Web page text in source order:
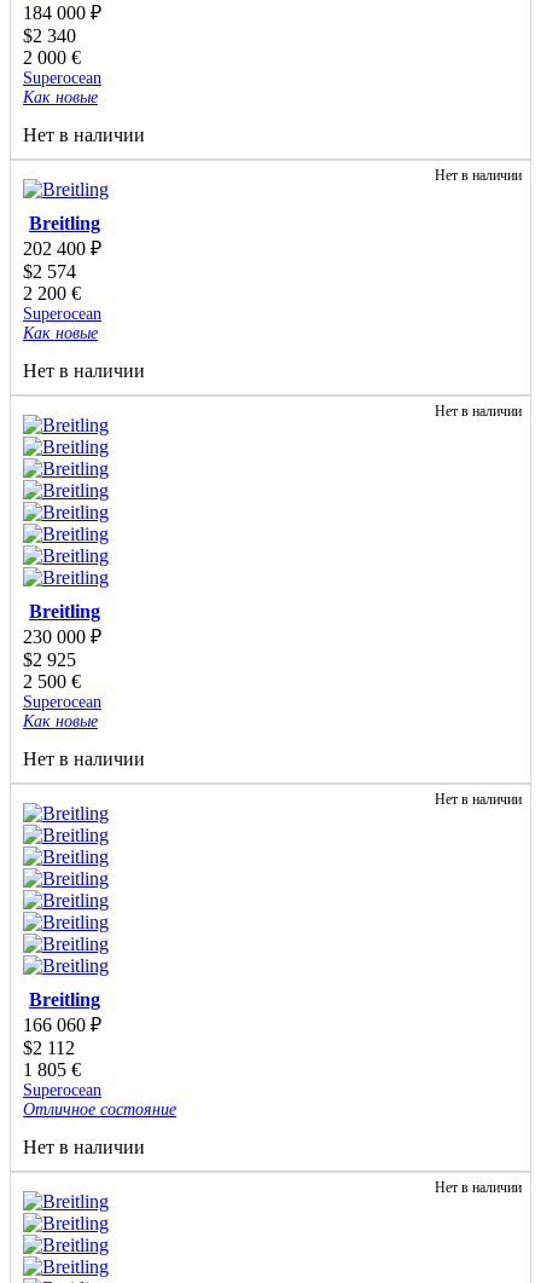
184 000 ₽
$2 340
2 000 €
Superocean
Как новые
Нет в наличии
Нет в наличии
Breitling
202 400 ₽
$2 574
2 200 €
Superocean
Как новые
Нет в наличии
Нет в наличии
Breitling
230 000 ₽
$2 925
2 500 €
Superocean
Как новые
Нет в наличии
Нет в наличии
Breitling
166 060 ₽
$2 112
1 805 €
Superocean
Отличное состояние
Нет в наличии
Нет в наличии